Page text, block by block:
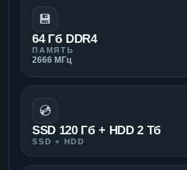
💾
64 Гб DDR4
ПАМЯТЬ
2666 МГц
💿
SSD 120 Гб + HDD 2 Тб
SSD + HDD